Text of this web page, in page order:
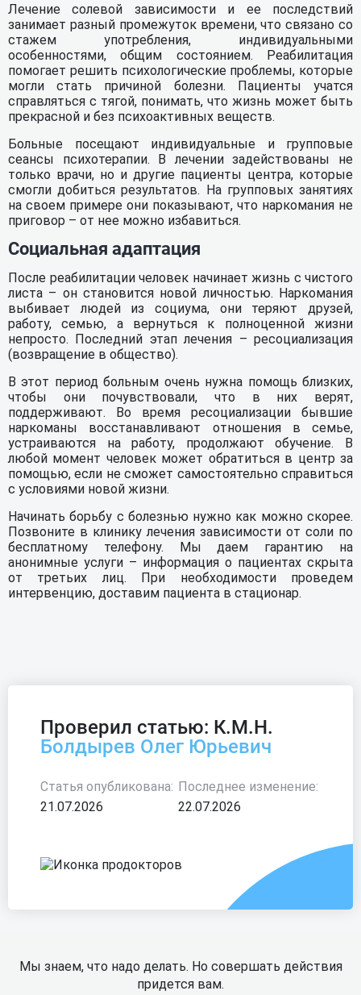
Лечение солевой зависимости и ее последствий
занимает разный промежуток времени, что связано со
стажем употребления, индивидуальными
особенностями, общим состоянием. Реабилитация
помогает решить психологические проблемы, которые
могли стать причиной болезни. Пациенты учатся
справляться с тягой, понимать, что жизнь может быть
прекрасной и без психоактивных веществ.
Больные посещают индивидуальные и групповые
сеансы психотерапии. В лечении задействованы не
только врачи, но и другие пациенты центра, которые
смогли добиться результатов. На групповых занятиях
на своем примере они показывают, что наркомания не
приговор – от нее можно избавиться.
Социальная адаптация
После реабилитации человек начинает жизнь с чистого
листа – он становится новой личностью. Наркомания
выбивает людей из социума, они теряют друзей,
работу, семью, а вернуться к полноценной жизни
непросто. Последний этап лечения – ресоциализация
(возвращение в общество).
В этот период больным очень нужна помощь близких,
чтобы они почувствовали, что в них верят,
поддерживают. Во время ресоциализации бывшие
наркоманы восстанавливают отношения в семье,
устраиваются на работу, продолжают обучение. В
любой момент человек может обратиться в центр за
помощью, если не сможет самостоятельно справиться
с условиями новой жизни.
Начинать борьбу с болезнью нужно как можно скорее.
Позвоните в клинику лечения зависимости от соли по
бесплатному телефону. Мы даем гарантию на
анонимные услуги – информация о пациентах скрыта
от третьих лиц. При необходимости проведем
интервенцию, доставим пациента в стационар.
Проверил статью: К.М.Н.
Болдырев Олег Юрьевич
Статья опубликована:
21.07.2026
Последнее изменение:
22.07.2026
Мы знаем, что надо делать. Но совершать действия
придется вам.